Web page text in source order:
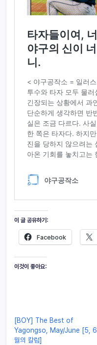
이 글 공유하기:
Facebook
이것이 좋아요:
[BOY] The Best of
Yagongso, May/June [5, 6
월의 칼럼]